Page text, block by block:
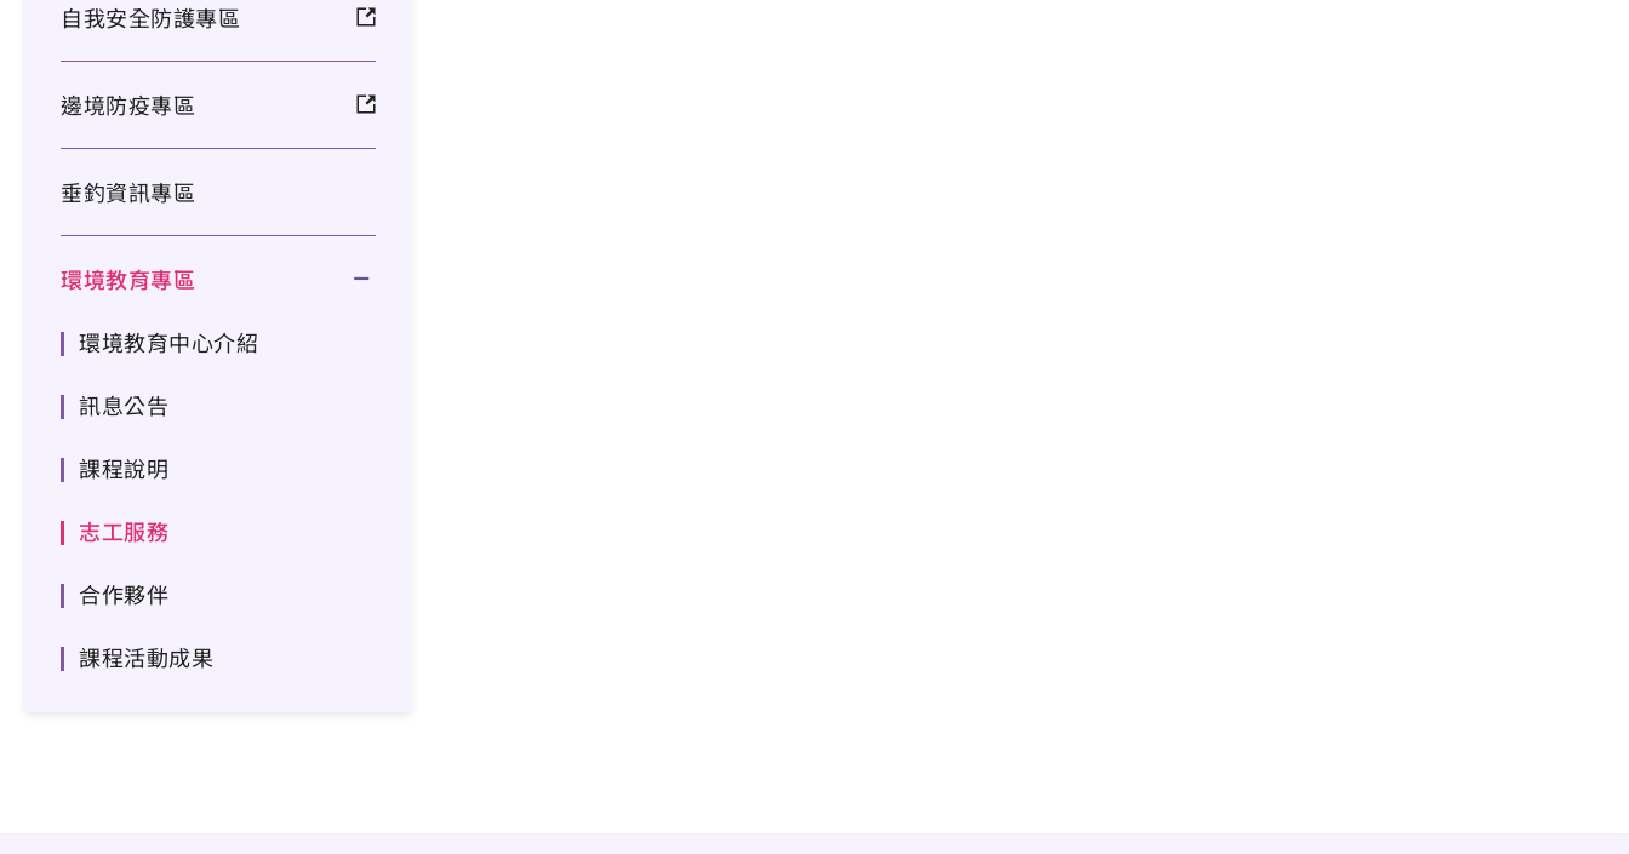
自我安全防護專區
邊境防疫專區
垂釣資訊專區
環境教育專區
環境教育中心介紹
訊息公告
課程說明
志工服務
合作夥伴
課程活動成果